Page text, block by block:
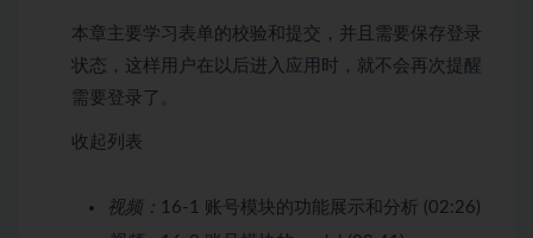
本章主要学习表单的校验和提交，并且需要保存登录
状态，这样用户在以后进入应用时，就不会再次提醒
需要登录了。
收起列表
视频： 16-1 账号模块的功能展示和分析 (02:26)